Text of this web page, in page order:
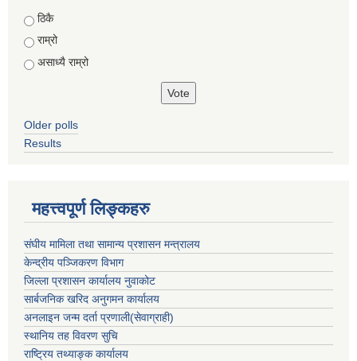
Choices
ठिकै
राम्रो
असाध्यै राम्रो
Older polls
Results
महत्त्वपूर्ण लिङ्कहरु
संघीय मामिला तथा सामान्य प्रशासन मन्त्रालय
केन्द्रीय पञ्जिकरण विभाग
जिल्ला प्रशासन कार्यालय नुवाकोट
सार्बजनिक खरिद अनुगमन कार्यालय
अनलाइन जन्म दर्ता प्रणाली(सेवाग्राही)
स्थानिय तह विवरण सुचि
राष्ट्रिय तथ्याङ्क कार्यालय